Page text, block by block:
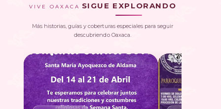
VIVE OAXACA SIGUE EXPLORANDO
Más historias, guías y coberturas especiales para seguir
descubriendo Oaxaca.